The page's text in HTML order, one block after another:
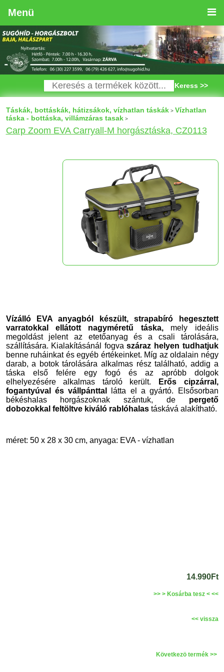
Menü
Keress >>
Táskák, bottáskák, hátizsákok, vízhatlan táskák> Vízhatlan
táska - bottáska, villámzáras tasak>
Carp Zoom EVA Carryall-M horgásztáska, CZ0113
Vízálló EVA anyagból készült, strapabíró hegesztett
varratokkal ellátott nagyméretű táska,mely ideális
megoldást jelent az etetőanyag és a csali tárolására,
szállítására. Kialakításánál fogvaszáraz helyen tudhatjuk
benne ruháinkat és egyéb értékeinket. Míg az oldalain négy
darab, a botok tárolására alkalmas rész található, addig a
táska első felére egy fogó és az apróbb dolgok
elhelyezésére alkalmas tároló került.
Erős cipzárral,
fogantyúval és vállpánttal
látta el a gyártó. Elsősorban
békéshalas horgászoknak szántuk, de pergető
dobozokkal feltöltve kiváló rablóhalastáskává alakítható.
méret: 50 x 28 x 30 cm, anyaga: EVA - vízhatlan
14.990Ft
>> > Kosárba tesz < <<
<< vissza
Következö termék >>